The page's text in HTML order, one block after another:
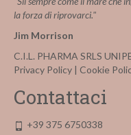
la forza di riprovarci."
Jim Morrison
C.I.L. PHARMA SRLS
Privacy Policy | Cookie
Contattaci
+39 375 6750338